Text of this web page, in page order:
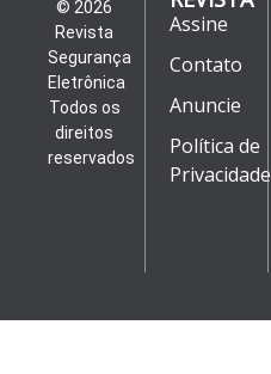
© 2026
Revista
Segurança
Eletrônica
Todos os
direitos
reservados
Assine
Contato
Anuncie
Política de
Privacidade